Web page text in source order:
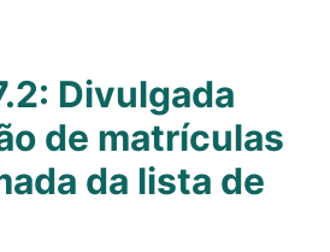
Divulgada
de matrículas
da lista de